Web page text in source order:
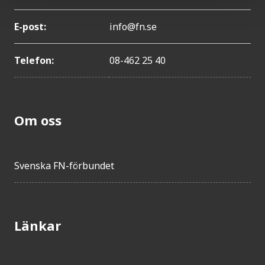
E-post: info@fn.se
Telefon: 08-462 25 40
Om oss
Svenska FN-förbundet
Länkar